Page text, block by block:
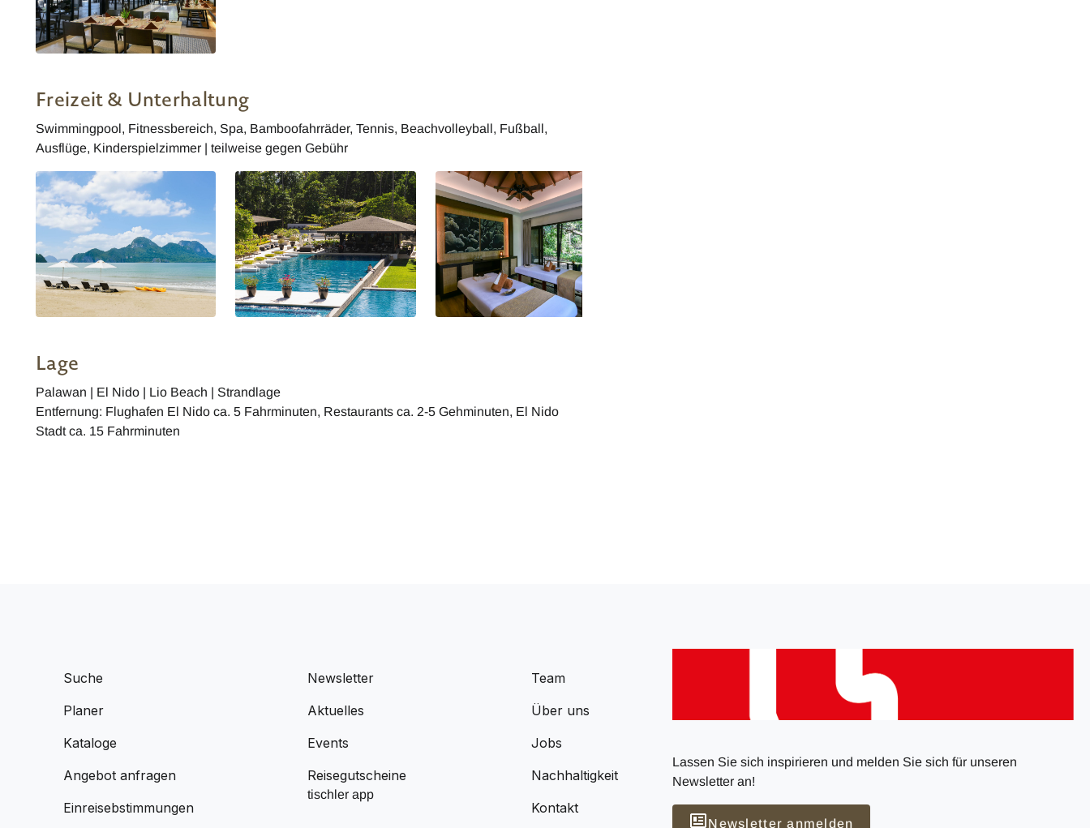
Freizeit & Unterhaltung
Swimmingpool, Fitnessbereich, Spa, Bamboofahrräder, Tennis, Beachvolleyball, Fußball,
Ausflüge, Kinderspielzimmer | teilweise gegen Gebühr
Lage
Palawan | El Nido | Lio Beach | Strandlage
Entfernung: Flughafen El Nido ca. 5 Fahrminuten, Restaurants ca. 2-5 Gehminuten, El Nido
Stadt ca. 15 Fahrminuten
Suche
Planer
Kataloge
Angebot anfragen
Einreisebstimmungen
Newsletter
Aktuelles
Events
Reisegutscheine
tischler app
Team
Über uns
Jobs
Nachhaltigkeit
Kontakt
Lassen Sie sich inspirieren und melden Sie sich für unseren
Newsletter an!
Newsletter anmelden